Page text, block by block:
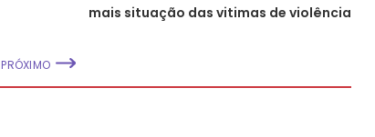
mais situação das vitimas de violência
PRÓXIMO